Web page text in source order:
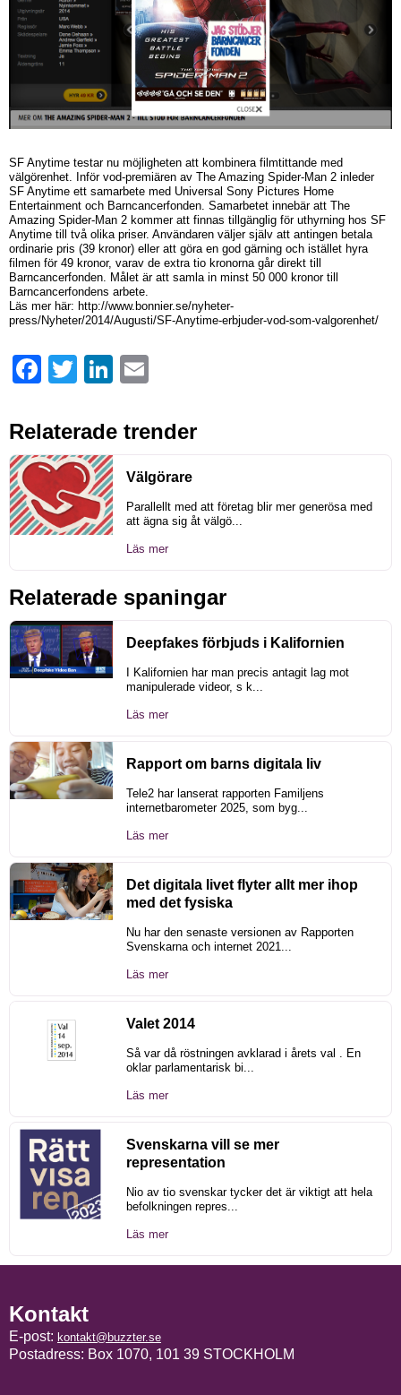
SF Anytime testar nu möjligheten att kombinera filmtittande med
välgörenhet. Inför vod-premiären av The Amazing Spider-Man 2 inleder
SF Anytime ett samarbete med Universal Sony Pictures Home
Entertainment och Barncancerfonden. Samarbetet innebär att The
Amazing Spider-Man 2 kommer att finnas tillgänglig för uthyrning hos SF
Anytime till två olika priser. Användaren väljer själv att antingen betala
ordinarie pris (39 kronor) eller att göra en god gärning och istället hyra
filmen för 49 kronor, varav de extra tio kronorna går direkt till
Barncancerfonden. Målet är att samla in minst 50 000 kronor till
Barncancerfondens arbete.
Läs mer här: http://www.bonnier.se/nyheter-
press/Nyheter/2014/Augusti/SF-Anytime-erbjuder-vod-som-valgorenhet/
FacebookTwitter LinkedIn
Relaterade trender
Välgörare
Parallellt med att företag blir mer generösa med
att ägna sig åt välgö...
Läs mer
Relaterade spaningar
Deepfakes förbjuds i Kalifornien
I Kalifornien har man precis antagit lag mot
manipulerade videor, s k...
Läs mer
Rapport om barns digitala liv
Tele2 har lanserat rapporten Familjens
internetbarometer 2025, som byg...
Läs mer
Det digitala livet flyter allt mer ihop
med det fysiska
Nu har den senaste versionen av Rapporten
Svenskarna och internet 2021...
Läs mer
Valet 2014
Så var då röstningen avklarad i årets val . En
oklar parlamentarisk bi...
Läs mer
Svenskarna vill se mer
representation
Nio av tio svenskar tycker det är viktigt att hela
befolkningen repres...
Läs mer
Kontakt
E-post: kontakt@buzzter.se
Postadress: Box 1070, 101 39 STOCKHOLM